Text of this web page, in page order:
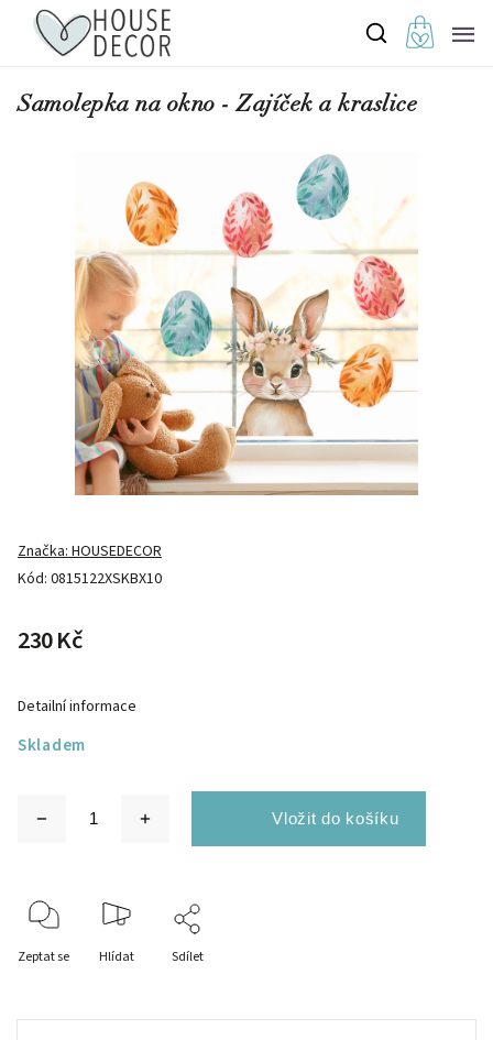
Samolepka na okno - Zajíček a kraslice
Kód: 0815122XSKBX10
Značka:HOUSEDECOR
230 Kč
Skladem
Detailní informace
Zeptat se Hlídat Sdílet